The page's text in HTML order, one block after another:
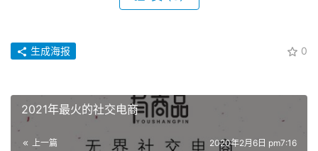
0
生成海报
2021年最火的社交电商
上一篇 2020年2月6日 pm7:16